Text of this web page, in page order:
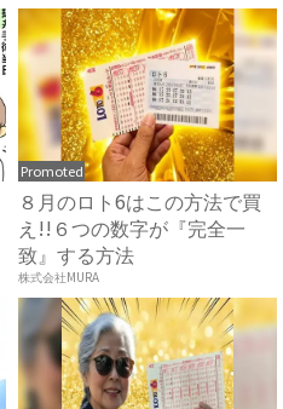
Promoted
８月のロト6はこの方法で買
え!!６つの数字が『完全一
致』する方法
株式会社MURA